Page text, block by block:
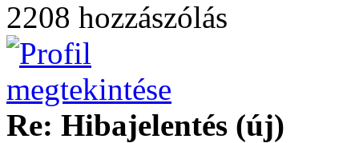
2208 hozzászólás
Re: Hibajelentés (új)